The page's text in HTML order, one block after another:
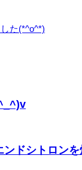
た(*^o^*)
ドシトロンを